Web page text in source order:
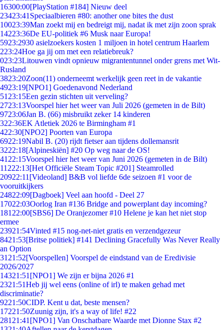
16300:00[PlayStation #184] Nieuw deel
23423:41 Speciaalbieren #80: another one bites the dust
10023:39Man zoekt mij en bedreigt mij, nadat ik met zijn zoon sprak
14223:36De EU-politiek #6 Musk naar Europa!
5923:2930 asielzoekers kosten 1 miljoen in hotel centrum Haarlem
223:24Hoe ga jij om met een relatiebreuk?
023:23Litouwen vindt opnieuw migrantentunnel onder grens met Wit-
Rusland
3823:20Zoon(11) onderneemt werkelijk geen reet in de vakantie
4923:19[NPO1] Goedenavond Nederland
51 23:15Een gezin stichten uit verveling?
2723:13Voorspel hier het weer van Juli 2026 (gemeten in de Bilt)
9723:06Jan B. (66) misbruikt zeker 14 kinderen
322:36EK Atletiek 2026 te Birmingham #1
422:30[NPO2] Poorten van Europa
6922:19Nabil B. (20) rijdt fietser aan tijdens dollemansrit
3222:18[Alpineskiën] #20 Op weg naar de OS!
41 22:15Voorspel hier het weer van Juni 2026 (gemeten in de Bilt)
11222:13[Het Officiële Steam Topic #201] Steamrolled
20922:11 [Videoland] B&B vol liefde 6de seizoen #1 voor de
vooruitkijkers
24822:09[Dagboek] Veel aan hoofd - Deel 27
17022:03Oorlog Iran #136 Bridge and powerplant day incoming?
181 22:00[SBS6] De Oranjezomer #10 Helene je kan het niet stop
ermee
23921:54Vinted #15 nog-net-niet gratis en verzendgezeur
8421:53[Britse politiek] #141 Declining Gracefully Was Never Really
an Option
31 21:52[Voorspellen] Voorspel de eindstand van de Eredivisie
2026/2027
14321:51 [NPO1] We zijn er bijna 2026 #1
2321:51Heb jij wel eens (online of irl) te maken gehad met
discriminatie?
9221:50CIDP. Kent u dat, beste mensen?
17221:50Zuunig zijn, it's a way of life! #22
281 21:41 [NPO1] Van Onschatbare Waarde met Dionne Stax #2